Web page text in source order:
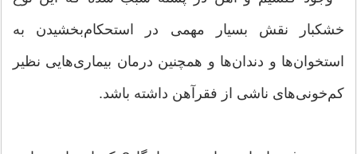
خشکبار نقش بسیار مهمی در استحکام‌بخشیدن به
استخوان‌ها و دندان‌ها و همچنین درمان بیماری‌هایی نظیر
کم‌خونی‌های ناشی از فقرآهن داشته باشد.